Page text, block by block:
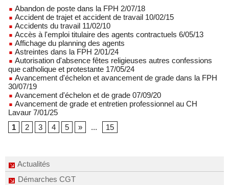
Actualités
Démarches CGT
Abandon de poste dans la FPH 2/07/18
Accident de trajet et accident de travail 10/02/15
Accidents du travail 11/02/10
Accès à l'emploi titulaire des agents contractuels 6/05/13
Affichage du planning des agents
Astreintes dans la FPH 2/01/24
Autorisation d'absence fêtes religieuses autres confessions
que catholique et protestante 17/05/24
Avancement d'échelon et avancement de grade dans la FPH
30/07/19
Avancement d'échelon et de grade 07/09/20
Avancement de grade et entretien professionnel au CH
Lavaur 7/01/25
1
2 3 4 5 » ... 15